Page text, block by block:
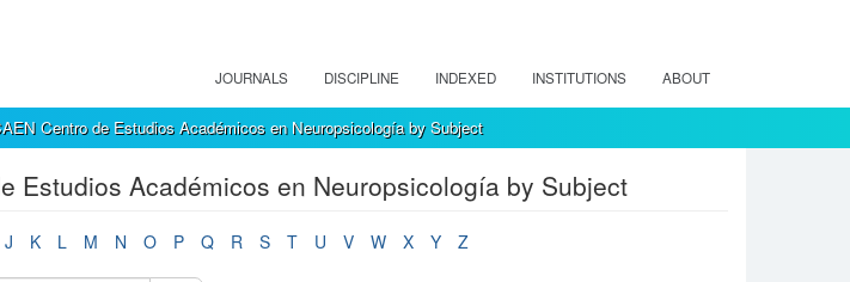
JOURNALS DISCIPLINE INDEXED INSTITUTIONS ABOUT
Centro de Estudios Académicos en Neuropsicología by Subject
Estudios Académicos en Neuropsicología by Subject
J K L M N O P Q R S T U V W X Y Z